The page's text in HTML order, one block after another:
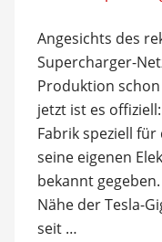
Angesichts des
Supercharger-
Produktion
jetzt ist es
Fabrik speziell
seine eigenen
bekannt
Nähe der Tesla-
seit …